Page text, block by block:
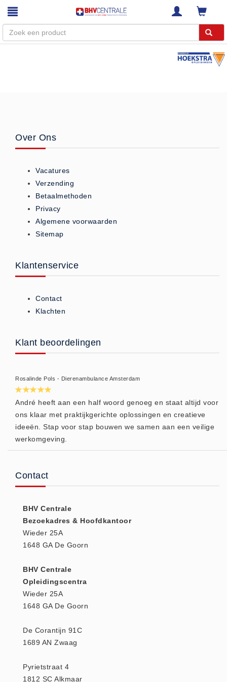
Diensten
RI&E
Bedrijfsnoodplannen
VCA Trajecten
ISO 9001 Begeleiding
Inspectiecentrale
Ons Team
Nieuws
Contact
Klachten
Privacy
Retourneren
Algemene Voorwaarden
Vacatures
Winkel
AED apparaten (11)
Actie (5)
AED
AED binnen - buiten kasten (11)
AED elektroden (18)
AED trainers (14)
BHV Kasten
BHV Kleding
Over Ons
Vacatures
Verzending
Betaalmethoden
Privacy
Algemene voorwaarden
Sitemap
Klantenservice
Contact
Klachten
Klant beoordelingen
Rosalinde Pols - Dierenambulance Amsterdam
André heeft aan een half woord genoeg en staat altijd voor
ons klaar met praktijkgerichte oplossingen en creatieve
ideeën. Stap voor stap bouwen we samen aan een veilige
werkomgeving.
Contact
BHV Centrale
Bezoekadres & Hoofdkantoor
Wieder 25A
1648 GA De Goorn
BHV Centrale
Opleidingscentra
Wieder 25A
1648 GA De Goorn
De Corantijn 91C
1689 AN Zwaag
Pyrietstraat 4
1812 SC Alkmaar